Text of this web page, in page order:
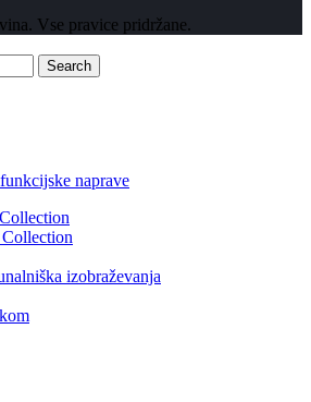
Vse pravice pridržane.
Search
naprave
izobraževanja